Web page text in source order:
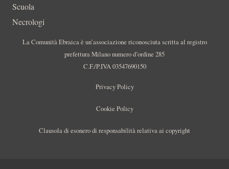
Scuola
Necrologi
La Comunità Ebraica è un’associazione riconosciuta scritta al registro
prefettura Milano numero d’ordine 285
C.F./P.IVA 03547690150
Privacy Policy
Cookie Policy
Clausola di esonero di responsabilità relativa ai copyright